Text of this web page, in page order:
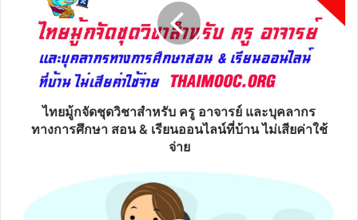
สำหรับ
อาจารย์
บุคลากร
ทางการ
ออนไลน์
ไทยมู้กจัดชุดวิชาสำหรับ ครู อาจารย์ และบุคลากร
ทางการศึกษา สอน & เรียนออนไลน์ที่บ้าน ไม่เสียค่าใช้
จ่าย
ศึกษา